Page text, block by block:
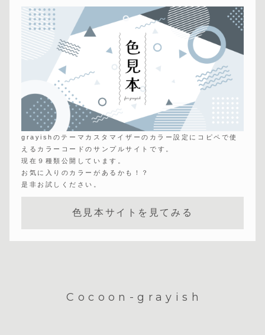
grayishのテーマカスタマイザーのカラー設定にコピペで使
えるカラーコードのサンプルサイトです。
現在９種類公開しています。
お気に入りのカラーがあるかも！？
是非お試しください。
色見本サイトを見てみる
Cocoon-grayish